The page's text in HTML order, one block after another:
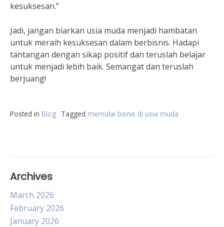
kesuksesan.”
Jadi, jangan biarkan usia muda menjadi hambatan
untuk meraih kesuksesan dalam berbisnis. Hadapi
tantangan dengan sikap positif dan teruslah belajar
untuk menjadi lebih baik. Semangat dan teruslah
berjuang!
Posted in Blog Tagged memulai bisnis di usia muda
Archives
March 2026
February 2026
January 2026